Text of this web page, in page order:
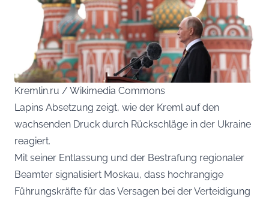
Kremlin.ru / Wikimedia Commons
Lapins Absetzung zeigt, wie der Kreml auf den
wachsenden Druck durch Rückschläge in der Ukraine
reagiert.
Mit seiner Entlassung und der Bestrafung regionaler
Beamter signalisiert Moskau, dass hochrangige
Führungskräfte für das Versagen bei der Verteidigung